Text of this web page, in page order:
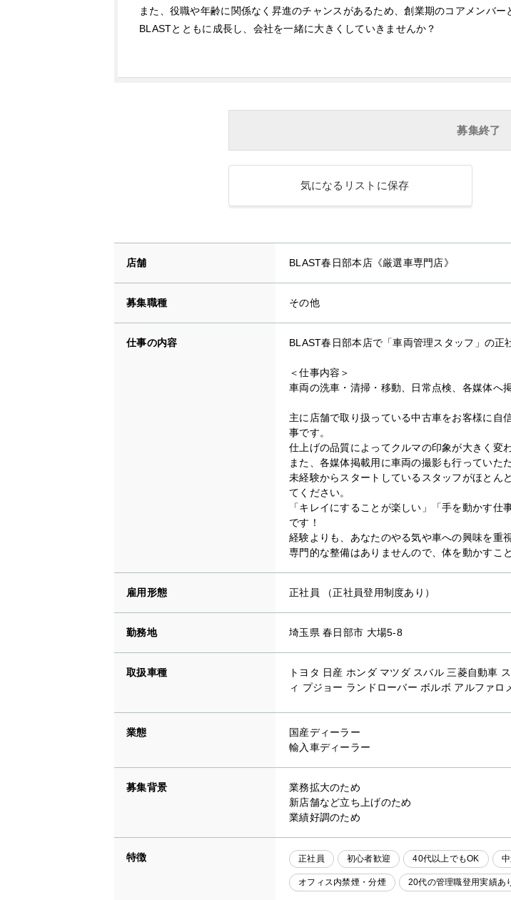
また、役職や年齢に関係なく昇進のチャンスがあるため、創業期のコアメンバー
BLASTとともに成長し、会社を一緒に大きくしていきませんか？
募集終了
気になるリストに保存
店舗 BLAST春日部本店《厳選車専門店》
募集職種 その他
仕事の内容 BLAST春日部本店で「車両管理スタッフ」の正
＜仕事内容＞
車両の洗車・清掃・移動、日常点検、各媒体へ
主に店舗で取り扱っている中古車をお客様に自
事です。
仕上げの品質によってクルマの印象が大きく変
また、各媒体掲載用に車両の撮影も行っていた
未経験からスタートしているスタッフがほとん
てください。
「キレイにすることが楽しい」「手を動かす
です！
経験よりも、あなたのやる気や車への興味を重
専門的な整備はありませんので、体を動かすこ
雇用形態 正社員 （正社員登用制度あり）
勤務地 埼玉県 春日部市 大場5-8
取扱車種
トヨタ 日産 ホンダ マツダ スバル 三菱自動車
ィ プジョー ランドローバー ボルボ アルファロ
業態
国産ディーラー
輸入車ディーラー
募集背景
業務拡大のため
新店舗など立ち上げのため
業績好調のため
特徴 正社員 初心者歓迎 40代以上でもOK
オフィス内禁煙・分煙 20代の管理職登用実績あ